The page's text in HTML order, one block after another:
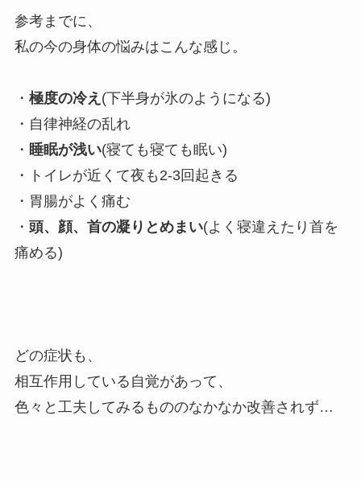
参考までに、
私の今の身体の悩みはこんな感じ。
・ 極度の冷え (下半身が氷のようになる)
・自律神経の乱れ
・ 睡眠が浅い(寝ても寝ても眠い)
・トイレが近くて夜も2-3回起きる
・胃腸がよく痛む
・ 頭、顔、首の凝りとめまい(よく寝違えたり首を
痛める)
どの症状も、
相互作用している自覚があって、
色々と工夫してみるもののなかなか改善されず…